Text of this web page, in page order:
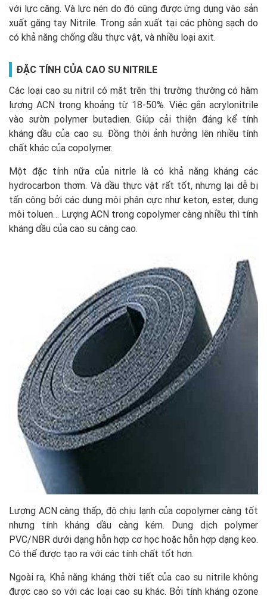
với lực căng. Và lực nén do đó cũng được ứng dụng vào sản
xuất găng tay Nitrile. Trong sản xuất tại các phòng sạch do
có khả năng chống dầu thực vật, và nhiều loại axit.
ĐẶC TÍNH CỦA CAO SU NITRILE
Các loại cao su nitril có mặt trên thị trường thường có hàm
lượng ACN trong khoảng từ 18-50%. Việc gắn acrylonitrile
vào sườn polymer butadien. Giúp cải thiện đáng kể tính
kháng dầu của cao su. Đồng thời ảnh hưởng lên nhiều tính
chất khác của copolymer.
Một đặc tính nữa của nitrle là có khả năng kháng các
hydrocarbon thơm. Và dầu thực vật rất tốt, nhưng lại dễ bị
tấn công bởi các dung môi phân cực như keton, ester, dung
môi toluen… Lượng ACN trong copolymer càng nhiều thì tính
kháng dầu của cao su càng cao.
Lượng ACN càng thấp, độ chịu lạnh của copolymer càng tốt
nhưng tính kháng dầu càng kém. Dung dịch polymer
PVC/NBR dưới dạng hỗn hợp cơ học hoặc hỗn hợp dạng keo.
Có thể được tạo ra với các tính chất tốt hơn.
Ngoài ra, Khả năng kháng thời tiết của cao su nitrile không
được cao so với các loại cao su khác. Bởi tính kháng ozone